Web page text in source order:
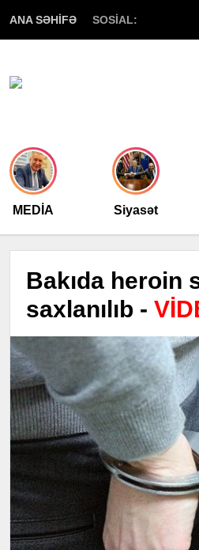
ANA SƏHİFƏ SOSİAL:
MEDİA Siyasət
Bakıda heroin
saxlanılıb -